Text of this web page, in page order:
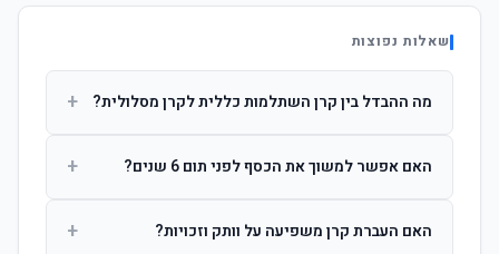
שאלות נפוצות
מה ההבדל בין קרן השתלמות כללית לקרן מסלולית? +
ההשקעות. קרן מסלולית עוקבת אחרי מדד ספציפי ומאפשרת
האם אפשר למשוך את הכסף לפני תום 6 שנים? +
הרווחים. לאחר 6 שנים ניתן למשוך פטור ממס עד לתקרה
האם העברת קרן משפיעה על וותק וזכויות? +